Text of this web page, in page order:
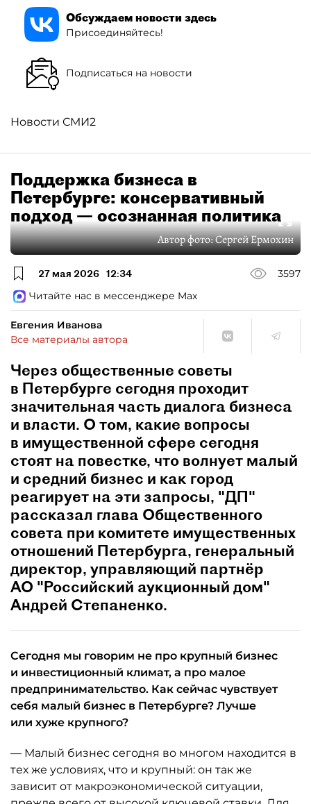
Обсуждаем новости здесь
Присоединяйтесь!
Подписаться на новости
Новости СМИ2
Поддержка бизнеса в
Петербурге: консервативный
подход — осознанная политика
Автор фото:Сергей Ермохин
27 мая 2026 12:34
3597
Читайте нас в мессенджере Max
Евгения Иванова
Все материалы автора
Через общественные советы
в Петербурге сегодня проходит
значительная часть диалога бизнеса
и власти. О том, какие вопросы
в имущественной сфере сегодня
стоят на повестке, что волнует малый
и средний бизнес и как город
реагирует на эти запросы, "ДП"
рассказал глава Общественного
совета при комитете имущественных
отношений Петербурга, генеральный
директор, управляющий партнёр
АО "Российский аукционный дом"
Андрей Степаненко.
Сегодня мы говорим не про крупный бизнес
и инвестиционный климат, а про малое
предпринимательство. Как сейчас чувствует
себя малый бизнес в Петербурге? Лучше
или хуже крупного?
— Малый бизнес сегодня во многом находится в
тех же условиях, что и крупный: он так же
зависит от макроэкономической ситуации,